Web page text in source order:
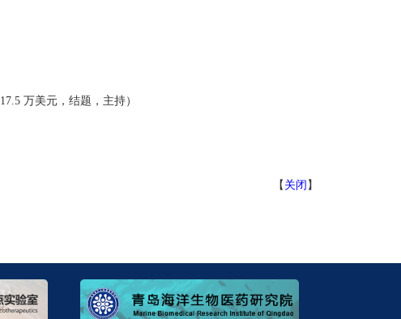
17.5 万美元，结题，主持）
【关闭】